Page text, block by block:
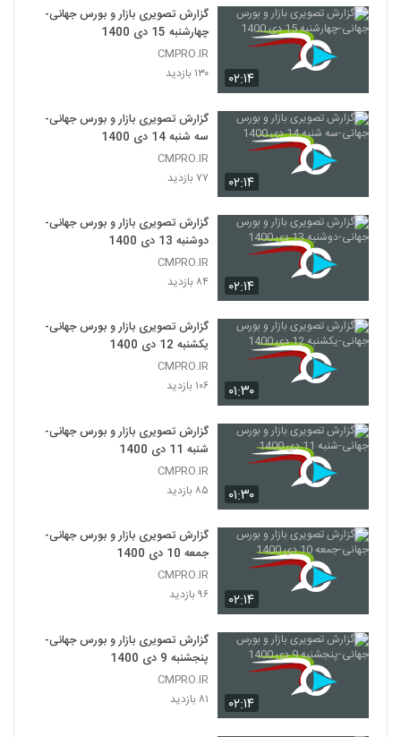
۰۲:۱۴
گزارش تصویری بازار و بورس جهانی-
چهارشنبه 15 دی 1400
CMPRO.IR
۱۳۰ بازدید
۰۲:۱۴
گزارش تصویری بازار و بورس جهانی-
سه شنبه 14 دی 1400
CMPRO.IR
۷۷ بازدید
۰۲:۱۴
گزارش تصویری بازار و بورس جهانی-
دوشنبه 13 دی 1400
CMPRO.IR
۸۴ بازدید
۰۱:۳۰
گزارش تصویری بازار و بورس جهانی-
یکشنبه 12 دی 1400
CMPRO.IR
۱۰۶ بازدید
۰۱:۳۰
گزارش تصویری بازار و بورس جهانی-
شنبه 11 دی 1400
CMPRO.IR
۸۵ بازدید
۰۲:۱۴
گزارش تصویری بازار و بورس جهانی-
جمعه 10 دی 1400
CMPRO.IR
۹۶ بازدید
۰۲:۱۴
گزارش تصویری بازار و بورس جهانی-
پنجشنبه 9 دی 1400
CMPRO.IR
۸۱ بازدید